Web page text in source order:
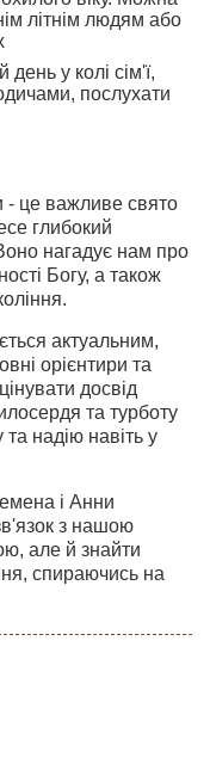
літнім людям або
день у колі сім'ї,
послухати
- це важливе свято
глибокий
Воно нагадує нам про
Богу, а також
актуальним,
орієнтири та
досвід
та турботу
та надію навіть у
і Анни
з нашою
але й знайти
спираючись на